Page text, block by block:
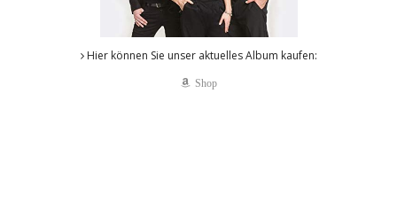
Hier können Sie unser aktuelles Album kaufen:
Shop